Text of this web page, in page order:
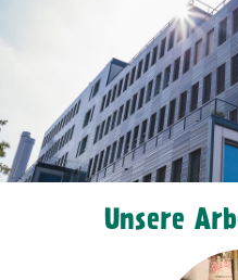
Unsere